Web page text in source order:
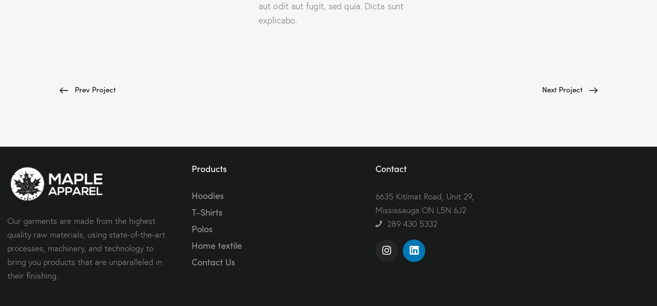
aut odit aut fugit, sed quia. Dicta sunt
explicabo.
Prev Project Next Project
Our garments are made from the highest
quality raw materials, using state-of-the-art
processes, machinery, and technology to
bring you products that are unparalleled in
their finishing.
Products
Hoodies
T-Shirts
Polos
Home textile
Contact Us
Contact
6635 Kitimat Road, Unit 29,
Mississauga ON L5N 6J2
289 430 5332